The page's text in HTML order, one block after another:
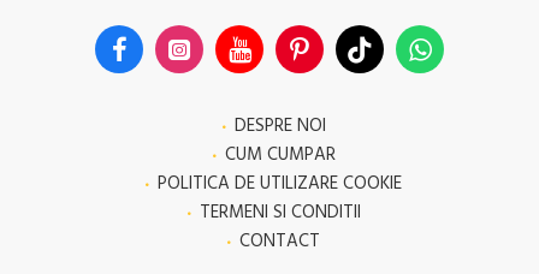
DESPRE NOI
CUM CUMPAR
POLITICA DE UTILIZARE COOKIE
TERMENI SI CONDITII
CONTACT